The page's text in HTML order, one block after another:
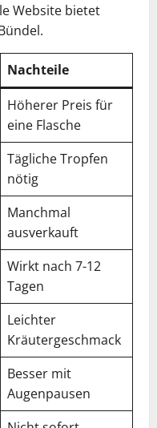
Website bietet
Nachteile
Höherer Preis für
eine Flasche
Tägliche Tropfen
nötig
Manchmal
ausverkauft
Wirkt nach 7-12
Tagen
Leichter
Kräutergeschmack
Besser mit
Augenpausen